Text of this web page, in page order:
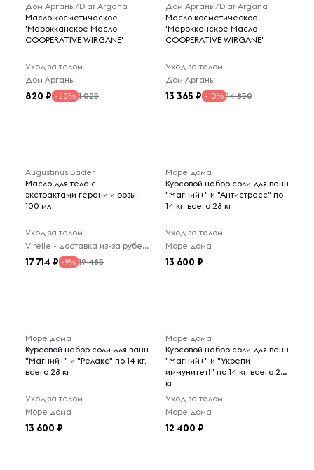
Дом Арганы/Diar Argana
Масло косметическое
'Марокканское Масло
COOPERATIVE WIRGANE'
Уход за телом
Дом Арганы
820 -20% 1 025
Дом Арганы/Diar Argana
Масло косметическое
'Марокканское Масло
COOPERATIVE WIRGANE'
Уход за телом
Дом Арганы
13 365 -10% 14 850
Augustinus Bader
Масло для тела c
экстрактами герани и розы,
100 мл
Уход за телом
Virelle - доставка из-за рубежа
17 714 -9% 19 485
Море дома
Курсовой набор соли для ванн
"Магний+" и "Антистресс" по
14 кг, всего 28 кг
Уход за телом
Море дома
13 600
Море дома
Курсовой набор соли для ванн
"Магний+" и "Релакс" по 14 кг,
всего 28 кг
Уход за телом
Море дома
13 600
Море дома
Курсовой набор соли для ванн
"Магний+" и "Укрепи
иммунитет!" по 14 кг, всего 28
кг
Уход за телом
Море дома
12 400